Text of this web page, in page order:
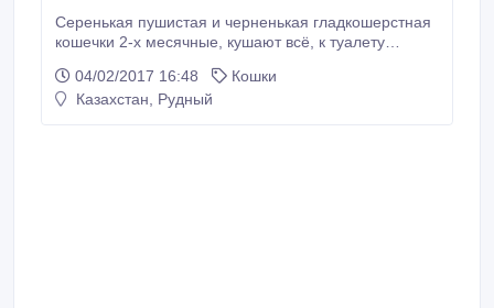
Серенькая пушистая и черненькая гладкошерстная
кошечки 2-х месячные, кушают всё, к туалету
доме. Тел:9-26-24 или 87779149474- Галина.
04/02/2017 16:48
Кошки
Казахстан, Рудный